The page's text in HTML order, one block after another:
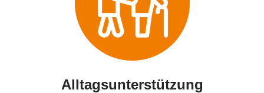
Alltagsunterstützung